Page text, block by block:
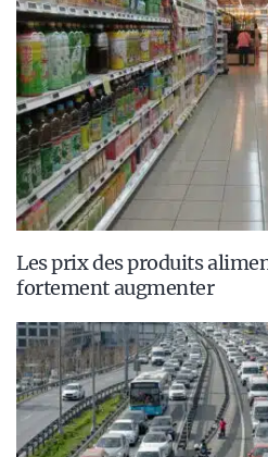
Les prix des produits
fortement augmenter